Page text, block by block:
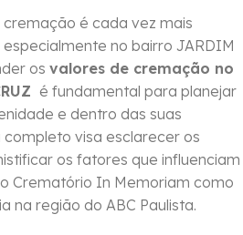
é cada vez mais
no bairro JARDIM
os valores de cremação no
é fundamental para planejar
e dentro das suas
completo visa esclarecer os
os fatores que influenciam
Crematório In Memoriam como
na região do ABC Paulista.